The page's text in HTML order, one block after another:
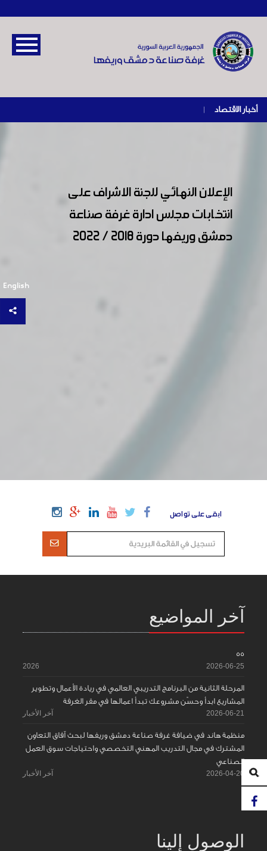
أخبار الاقتصاد |
English
الإعلان النهائي للجنة الاشراف على
انتخابات مجلس ادارة غرفة صناعة
دمشق وريفها دورة 2018 / 2022
ابقى على تواصل
آخر المواضيع
55
2026-06-25
2026
المرحلة الثانية من البرنامج التدريبي العالمي في ريادة الأعمال وتطوير
المشاريع ابدأ وحسّن مشروعك تبدأ اعمالها في مقر الغرفة
2026-06-21 آخر الأخبار
منظمة هاند في ضيافة غرفة صناعة دمشق وريفها لبحث آفاق التعاون
المشترك في مجال التدريب المهني التخصصي واحتياجات سوق العمل
الصناعي
2026-04-20 آخر الأخبار
الوصول إلينا